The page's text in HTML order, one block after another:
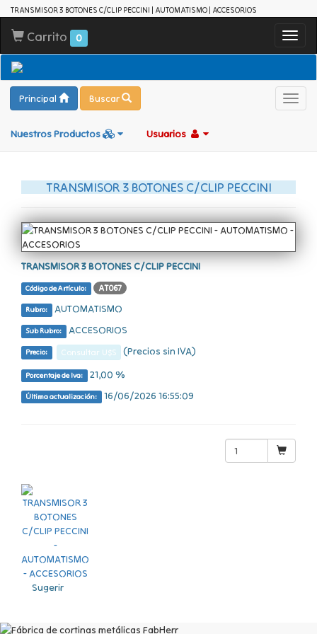
TRANSMISOR 3 BOTONES C/CLIP PECCINI | AUTOMATISMO | ACCESORIOS
Carrito 0
Principal Buscar
Nuestros Productos Usuarios
TRANSMISOR 3 BOTONES C/CLIP PECCINI
TRANSMISOR 3 BOTONES C/CLIP PECCINI
Código de Artículo: AT067
Rubro: AUTOMATISMO
Sub Rubro: ACCESORIOS
Precio: Consultar U$S (Precios sin IVA)
Porcentaje de Iva: 21,00 %
Última actualización: 16/06/2026 16:55:09
Sugerir